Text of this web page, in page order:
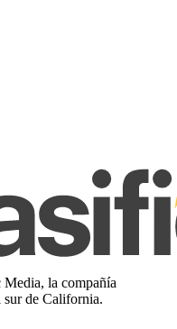
la compañía
sur de California.